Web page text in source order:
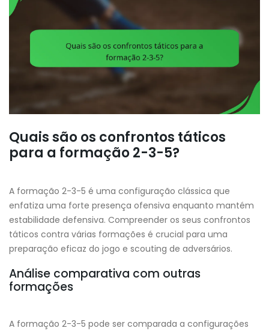
Quais são os confrontos táticos
para a formação 2-3-5?
A formação 2-3-5 é uma configuração clássica que
enfatiza uma forte presença ofensiva enquanto mantém
estabilidade defensiva. Compreender os seus confrontos
táticos contra várias formações é crucial para uma
preparação eficaz do jogo e scouting de adversários.
Análise comparativa com outras
formações
A formação 2-3-5 pode ser comparada a configurações